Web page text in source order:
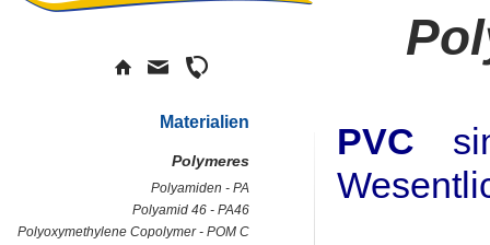
Materialien
Polymeres
Polyamiden - PA
Polyamid 46 - PA46
Polyoxymethylene Copolymer - POM C
PVC